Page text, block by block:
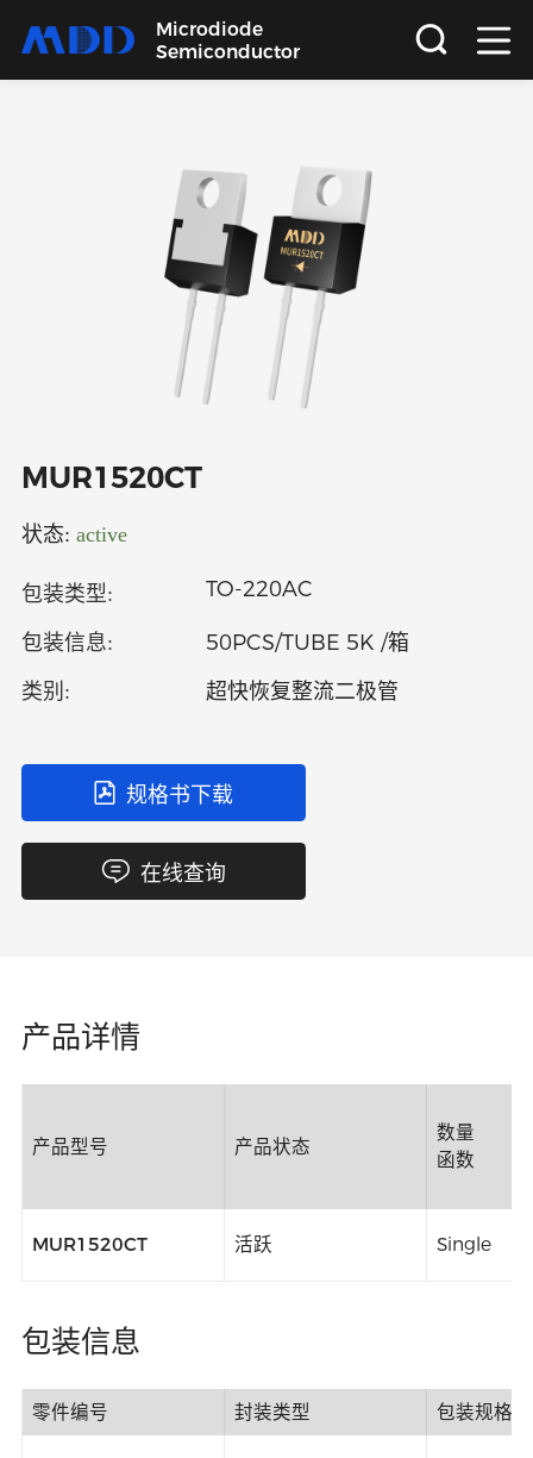
Microdiode
Semiconductor
关于
语言
MUR1520CT
状态: active
包装类型: TO-220AC
包装信息: 50PCS/TUBE 5K /箱
类别: 超快恢复整流二极管
规格书下载
在线查询
产品详情
产品型号 产品状态
数量
函数
MUR1520CT 活跃 Single
包装信息
零件编号 封装类型 包装规格